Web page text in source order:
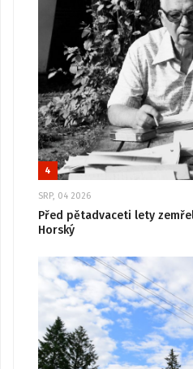
4
SRP, 04 2026
Před pětadvaceti lety
Horský